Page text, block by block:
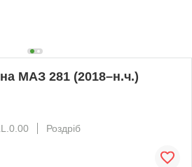
МАЗ 281 (2018–н.ч.)
Роздріб